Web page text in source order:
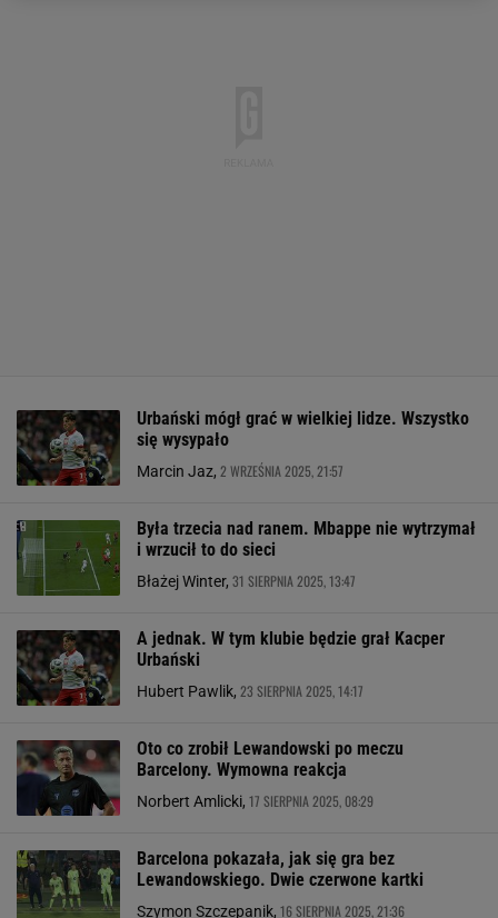
Urbański mógł grać w wielkiej lidze. Wszystko
się wysypało
Marcin Jaz, 2 WRZEŚNIA 2025, 21:57
Była trzecia nad ranem. Mbappe nie wytrzymał
i wrzucił to do sieci
Błażej Winter, 31 SIERPNIA 2025, 13:47
A jednak. W tym klubie będzie grał Kacper
Urbański
Hubert Pawlik, 23 SIERPNIA 2025, 14:17
Oto co zrobił Lewandowski po meczu
Barcelony. Wymowna reakcja
Norbert Amlicki, 17 SIERPNIA 2025, 08:29
Barcelona pokazała, jak się gra bez
Lewandowskiego. Dwie czerwone kartki
Szymon Szczepanik, 16 SIERPNIA 2025, 21:36